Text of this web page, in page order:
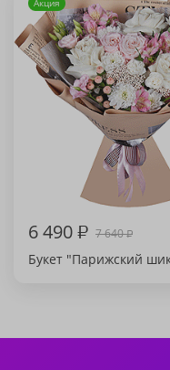
Акция
6 490₽ 7 640₽
Букет "Парижский